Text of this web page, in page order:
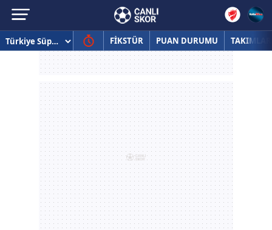
FİKSTÜR PUAN DURUMU TAKIMLAR